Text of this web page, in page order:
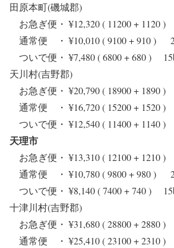
田原本町(磯城郡)
お急ぎ便・ ¥12,320 ( 11200 + 1120
通常便 ・ ¥10,010 ( 9100 + 910 )
ついで便・ ¥7,480 ( 6800 + 680 )
天川村(吉野郡)
お急ぎ便・ ¥20,790 ( 18900 + 1890
通常便 ・ ¥16,720 ( 15200 + 1520
ついで便・ ¥12,540 ( 11400 + 1140
天理市
お急ぎ便・ ¥13,310 ( 12100 + 1210
通常便 ・ ¥10,780 ( 9800 + 980 )
ついで便・ ¥8,140 ( 7400 + 740 )
十津川村(吉野郡)
お急ぎ便・ ¥31,680 ( 28800 + 2880
通常便 ・ ¥25,410 ( 23100 + 2310